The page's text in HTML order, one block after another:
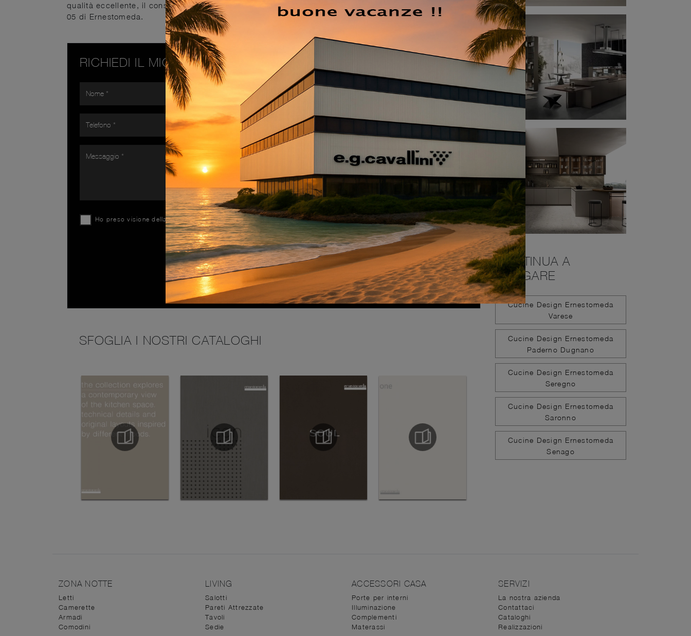
qualità eccellente, il consiglio da parte nostra è quello di optare per la Cucina Design con penisola One
05 di Ernestomeda.
RICHIEDI IL MIGLIOR PREZZO
Ho preso visione dellaPrivacy Policy
INVIA
SFOGLIA I NOSTRI CATALOGHI
CONTINUA A
NAVIGARE
Cucine Design Ernestomeda
Varese
Cucine Design Ernestomeda
Paderno Dugnano
Cucine Design Ernestomeda
Seregno
Cucine Design Ernestomeda
Saronno
Cucine Design Ernestomeda
Senago
ZONA NOTTE
Letti
Camerette
Armadi
Comodini
LIVING
Salotti
Pareti Attrezzate
Tavoli
Sedie
ACCESSORI CASA
Porte per interni
Illuminazione
Complementi
Materassi
SERVIZI
La nostra azienda
Contattaci
Cataloghi
Realizzazioni